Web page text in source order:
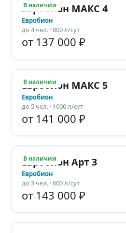
В наличии
Евробион МАКС 4
Евробион
до 4 чел. · 800 л/сут
от 137 000 ₽
В наличии
Евробион МАКС 5
Евробион
до 5 чел. · 1000 л/сут
от 141 000 ₽
В наличии
Евробион Арт 3
Евробион
до 3 чел. · 600 л/сут
от 143 000 ₽